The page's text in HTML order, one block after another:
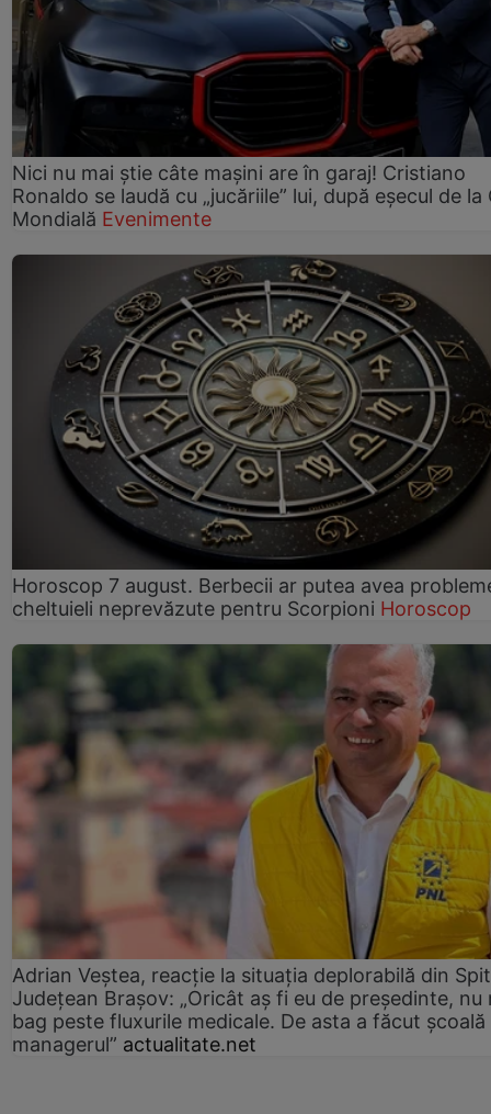
Nici nu mai știe câte mașini are în garaj! Cristiano
Ronaldo se laudă cu „jucăriile” lui, după eșecul de la
Mondială Evenimente
Horoscop 7 august. Berbecii ar putea avea
cheltuieli neprevăzute pentru Scorpioni Horoscop
Adrian Veștea, reacție la situația deplorabilă din
Județean Brașov: „Oricât aș fi eu de președinte, nu
bag peste fluxurile medicale. De asta a făcut școală
managerul” actualitate.net